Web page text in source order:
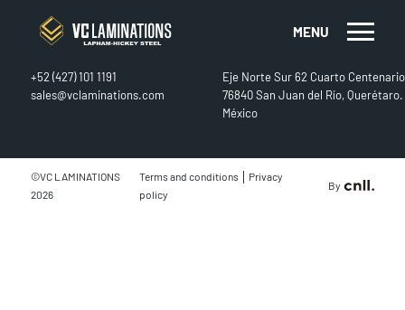
MENU
CONTACT
+52 (427) 101 1191
sales@vclaminations.com
Eje Norte Sur 62 Cuarto Centenario
76840 San Juan del Río, Querétaro.
México
©VC LAMINATIONS
2026
Terms and conditions | Privacy
policy
By